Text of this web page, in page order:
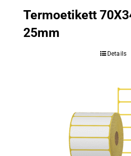
Termoetikett
25mm
Details